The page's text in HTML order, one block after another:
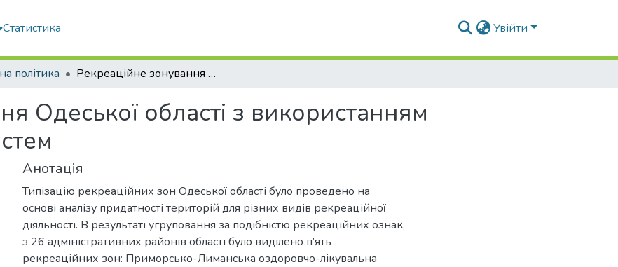
Статистика Увійти
політика Рекреаційне зонування Одеської області з використанням геоінформаційних систем
Одеської області з використанням
Анотація
Типізацію рекреаційних зон Одеської області було проведено на
основі аналізу придатності територій для різних видів рекреаційної
діяльності. В результаті угруповання за подібністю рекреаційних ознак,
з 26 адміністративних районів області було виділено п’ять
рекреаційних зон: Приморсько-Лиманська оздоровчо-лікувальна